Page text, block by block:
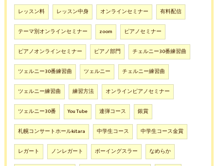
レッスン料 レッスン中身 オンラインセミナー 有料配信
テーマ別オンラインセミナー zoom ピアノセミナー
ピアノオンラインセミナー ピアノ部門 チェルニー30番練習曲
ツェルニー30番練習曲 ツェルニー チェルニー練習曲
ツェルニー練習曲 練習方法 オンラインピアノセミナー
ツェルニー30番 You Tube 連弾コース 銀賞
札幌コンサートホールkitara 中学生コース 中学生コース金賞
レガート ノンレガート ボーイングスラー なめらか